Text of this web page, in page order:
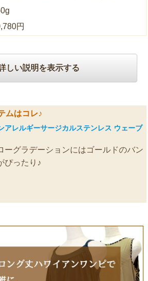
円
しい説明を表示する
ムはコレ♪
アレルギーサージカルステンレス ウェーブ
ーグラデーションにはゴールドのバン
ぴったり♪